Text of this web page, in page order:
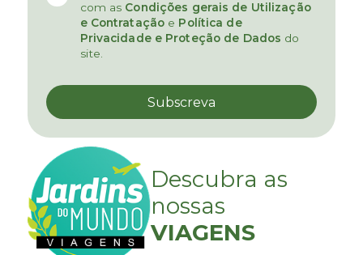
com as Condições gerais de Utilização
e Contratação e Política de
Privacidade e Proteção de Dados do
site.
Descubra as
nossas
VIAGENS